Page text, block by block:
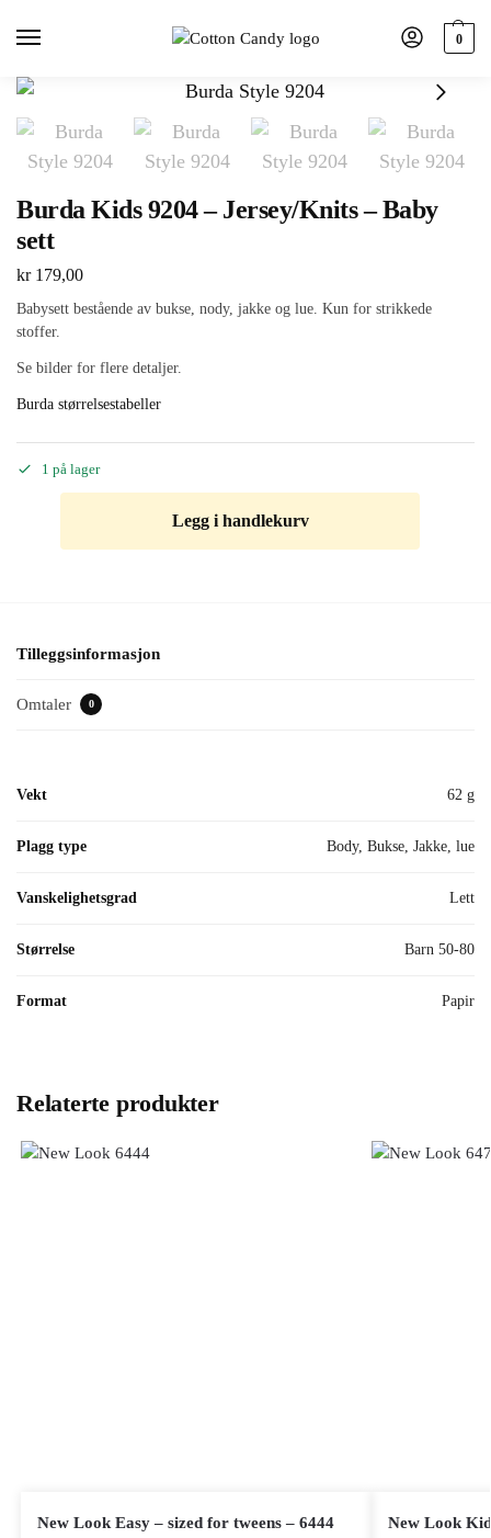
0
Burda Kids 9204 – Jersey/Knits – Baby
sett
kr179,00
Babysett bestående av bukse, nody, jakke og lue. Kun for strikkede
stoffer.
Se bilder for flere detaljer.
Burda størrelsestabeller
1 på lager
Legg i handlekurv
Tilleggsinformasjon
Omtaler 0
Vekt 62 g
Plagg type Body, Bukse, Jakke, lue
Vanskelighetsgrad Lett
Størrelse Barn 50-80
Format Papir
Relaterte produkter
New Look Easy – sized for tweens – 6444 New Look